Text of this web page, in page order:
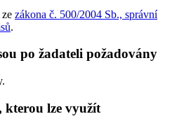
zákona č. 500/2004 Sb., správní
.
po žadateli požadovány
kterou lze využít